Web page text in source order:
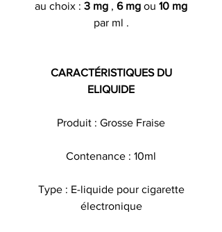
au choix : 3 mg , 6 mg ou 10 mg
par ml .
CARACTÉRISTIQUES DU
ELIQUIDE
Produit : Grosse Fraise
Contenance : 10ml
Type : E-liquide pour cigarette
électronique